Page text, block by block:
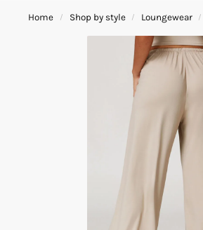
Home / Shop by style / Loungewear /